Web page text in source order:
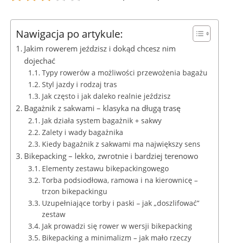
Nawigacja po artykule:
Jakim rowerem jeździsz i dokąd chcesz nim
dojechać
Typy rowerów a możliwości przewożenia bagażu
Styl jazdy i rodzaj tras
Jak często i jak daleko realnie jeździsz
Bagażnik z sakwami – klasyka na długą trasę
Jak działa system bagażnik + sakwy
Zalety i wady bagażnika
Kiedy bagażnik z sakwami ma największy sens
Bikepacking – lekko, zwrotnie i bardziej terenowo
Elementy zestawu bikepackingowego
Torba podsiodłowa, ramowa i na kierownicę –
trzon bikepackingu
Uzupełniające torby i paski – jak „doszlifować”
zestaw
Jak prowadzi się rower w wersji bikepacking
Bikepacking a minimalizm – jak mało rzeczy